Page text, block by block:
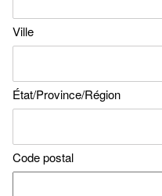
Ville
État/Province/Région
Code postal